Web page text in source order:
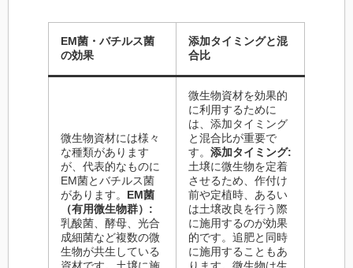
EM菌・バチルス菌
の効果
添加タイミングと混
合比
微生物資材には様々
な種類があります
が、代表的なものに
EM菌とバチルス菌
があります。 EM菌
（有用微生物群）:
乳酸菌、酵母、光合
成細菌など複数の微
生物が共生している
微生物資材を効果的
に利用するために
は、添加タイミング
と混合比が重要で
す。 添加タイミング:
土壌に微生物を定着
させるため、作付け
前や定植時、あるい
は土壌改良を行う際
に施用するのが効果
的です。追肥と同時
に施用することもあ